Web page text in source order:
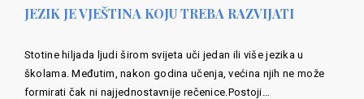
JEZIK JE VJEŠTINA KOJU TREBA RAZVIJATI
Stotine hiljada ljudi širom svijeta uči jedan ili više jezika u
školama. Međutim, nakon godina učenja, većina njih ne može
formirati čak ni najjednostavnije rečenice.Postoji…